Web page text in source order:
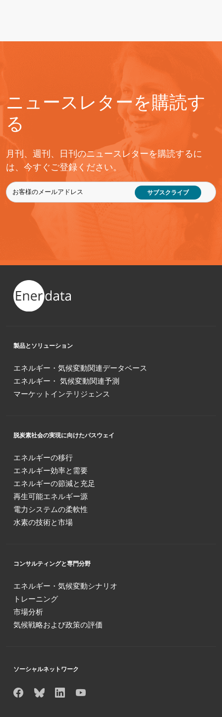
ニュースレターを購読す
る
月刊、週刊、日刊のニュースレターを購読するに
は、今すぐご登録ください。
サブスクライブ
製品とソリューション
エネルギー・気候変動関連データベース
エネルギー・ 気候変動関連予測
マーケットインテリジェンス
脱炭素社会の実現に向けたパスウェイ
エネルギーの移行
エネルギー効率と需要
エネルギーの節減と充足
再生可能エネルギー源
電力システムの柔軟性
水素の技術と市場
コンサルティングと専門分野
エネルギー・気候変動シナリオ
トレーニング
市場分析
気候戦略および政策の評価
ソーシャルネットワーク